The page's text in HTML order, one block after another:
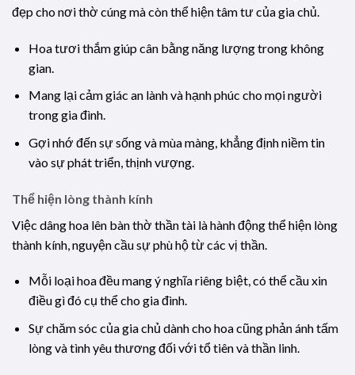
đẹp cho nơi thờ cúng mà còn thể hiện tâm tư của gia chủ.
Hoa tươi thắm giúp cân bằng năng lượng trong không
gian.
Mang lại cảm giác an lành và hạnh phúc cho mọi người
trong gia đình.
Gợi nhớ đến sự sống và mùa màng, khẳng định niềm tin
vào sự phát triển, thịnh vượng.
Thể hiện lòng thành kính
Việc dâng hoa lên bàn thờ thần tài là hành động thể hiện lòng
thành kính, nguyện cầu sự phù hộ từ các vị thần.
Mỗi loại hoa đều mang ý nghĩa riêng biệt, có thể cầu xin
điều gì đó cụ thể cho gia đình.
Sự chăm sóc của gia chủ dành cho hoa cũng phản ánh tấm
lòng và tình yêu thương đối với tổ tiên và thần linh.